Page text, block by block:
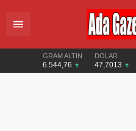
GRAM ALTIN
6.544,76
DOLAR
47,7013